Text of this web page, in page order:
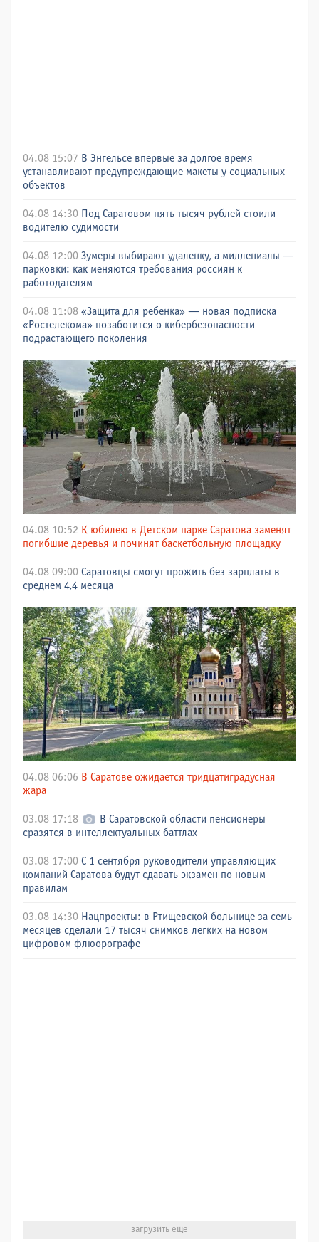
04.08 15:07 В Энгельсе впервые за долгое время
устанавливают предупреждающие макеты у социальных
объектов
04.08 14:30 Под Саратовом пять тысяч рублей стоили
водителю судимости
04.08 12:00 Зумеры выбирают удаленку, а миллениалы —
парковки: как меняются требования россиян к
работодателям
04.08 11:08 «Защита для ребенка» — новая подписка
«Ростелекома» позаботится о кибербезопасности
подрастающего поколения
04.08 10:52 К юбилею в Детском парке Саратова заменят
погибшие деревья и починят баскетбольную площадку
04.08 09:00 Саратовцы смогут прожить без зарплаты в
среднем 4,4 месяца
04.08 06:06 В Саратове ожидается тридцатиградусная
жара
03.08 17:18
В Саратовской области пенсионеры
сразятся в интеллектуальных баттлах
03.08 17:00 С 1 сентября руководители управляющих
компаний Саратова будут сдавать экзамен по новым
правилам
03.08 14:30 Нацпроекты: в Ртищевской больнице за семь
месяцев сделали 17 тысяч снимков легких на новом
цифровом флюорографе
загрузить еще